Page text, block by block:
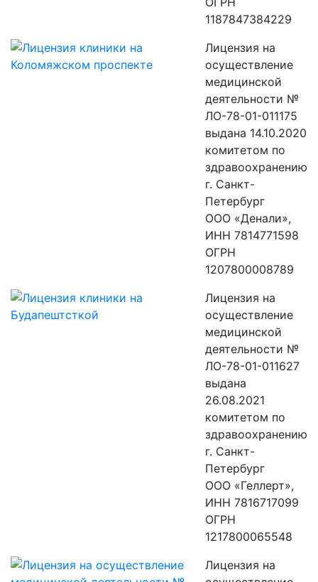
1187847384229
Лицензия на
осуществление
медицинской
деятельности №
ЛО-78-01-011175
выдана 14.10.2020
комитетом по
здравоохранению
г. Санкт-
Петербург
ООО «Денали»,
ИНН 7814771598
ОГРН
1207800008789
Лицензия на
осуществление
медицинской
деятельности №
ЛО-78-01-011627
выдана
26.08.2021
комитетом по
здравоохранению
г. Санкт-
Петербург
ООО «Геллерт»,
ИНН 7816717099
ОГРН
1217800065548
Лицензия на